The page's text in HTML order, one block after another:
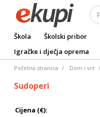
Škola Školski pribor
Igračke i dječja oprema
Početna stranica Dom i vrt
Sudoperi
Cijena (€):